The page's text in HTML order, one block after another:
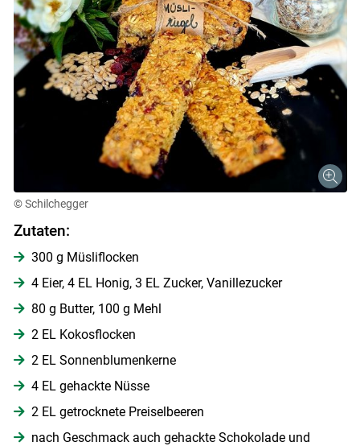
© Schilchegger
Zutaten:
300 g Müsliflocken
4 Eier, 4 EL Honig, 3 EL Zucker, Vanillezucker
80 g Butter, 100 g Mehl
2 EL Kokosflocken
2 EL Sonnenblumenkerne
4 EL gehackte Nüsse
2 EL getrocknete Preiselbeeren
nach Geschmack auch gehackte Schokolade und